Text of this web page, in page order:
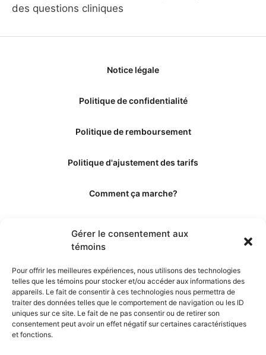
Gérer le consentement aux
témoins
Pour offrir les meilleures expériences, nous utilisons des technologies
telles que les témoins pour stocker et/ou accéder aux informations des
appareils. Le fait de consentir à ces technologies nous permettra de
traiter des données telles que le comportement de navigation ou les ID
uniques sur ce site. Le fait de ne pas consentir ou de retirer son
consentement peut avoir un effet négatif sur certaines caractéristiques
et fonctions.
des questions cliniques
Notice légale
Politique de confidentialité
Politique de remboursement
Politique d'ajustement des tarifs
Comment ça marche?
Les éditeurs
Les experts et collaborateurs